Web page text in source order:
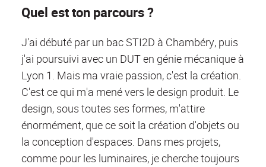
Quel est ton parcours ?
J'ai débuté par un bac STI2D à Chambéry, puis
j'ai poursuivi avec un DUT en génie mécanique à
Lyon 1. Mais ma vraie passion, c'est la création.
C'est ce qui m'a mené vers le design produit. Le
design, sous toutes ses formes, m'attire
énormément, que ce soit la création d'objets ou
la conception d'espaces. Dans mes projets,
comme pour les luminaires, je cherche toujours